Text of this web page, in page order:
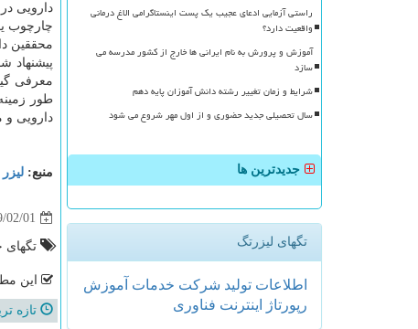
راستی آزمایی ادعای عجیب یک پست اینستاگرامی الاغ درمانی
واقعیت دارد؟
آموزش و پرورش به نام ایرانی ها خارج از کشور مدرسه می
سازد
شرایط و زمان تغییر رشته دانش آموزان پایه دهم
سال تحصیلی جدید حضوری و از اول مهر شروع می شود
جدیدترین ها
تگهای لیزرتگ
اطلاعات تولید شركت خدمات آموزش
رپورتاژ
اینترنت فناوری
دارویی
چارچوب
محققین
پیشنهاد
معرفی
طور
دارویی و
منبع:
02/01
تگهای
این
تازه